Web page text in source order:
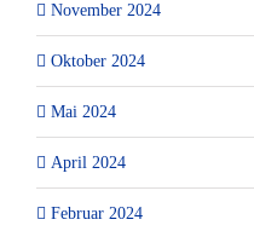
November 2024
Oktober 2024
Mai 2024
April 2024
Februar 2024